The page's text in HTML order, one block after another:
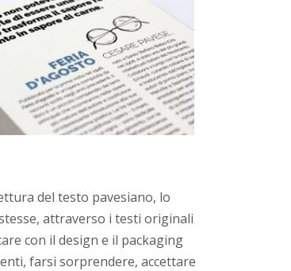
del testo pavesiano, lo
attraverso i testi originali
con il design e il packaging
farsi sorprendere, accettare